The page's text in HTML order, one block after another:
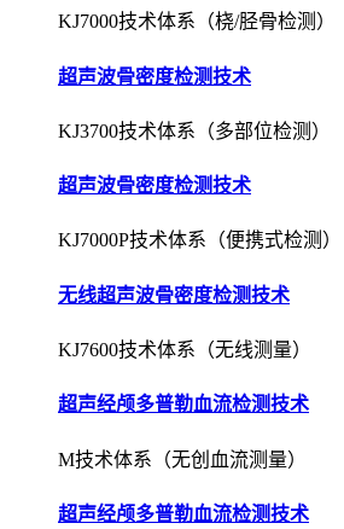
KJ7000技术体系（桡/胫骨检测）
超声波骨密度检测技术
KJ3700技术体系（多部位检测）
超声波骨密度检测技术
KJ7000P技术体系（便携式检测）
无线超声波骨密度检测技术
KJ7600技术体系（无线测量）
超声经颅多普勒血流检测技术
M技术体系（无创血流测量）
超声经颅多普勒血流检测技术